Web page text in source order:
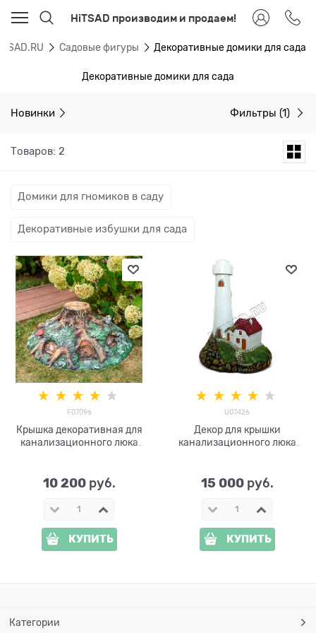
HiTSAD производим и продаем!
Садовые фигуры Декоративные домики для сада
Декоративные домики для сада
Новинки Фильтры (1)
Товаров: 2
Домики для гномиков в саду
Декоративные избушки для сада
F07096
Крышка декоративная для
канализационного люка
см
10 200 руб.
КУПИТЬ
U07426
Декор для крышки
канализационного люка
см
15 000 руб.
КУПИТЬ
Категории